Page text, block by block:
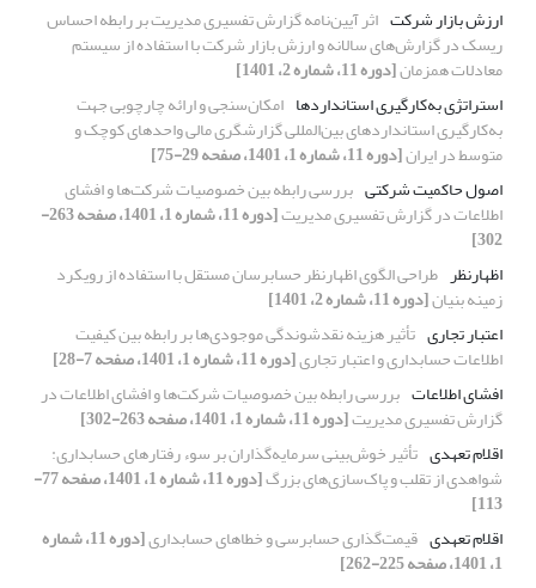
ارزش بازار شرکت اثر آیین‌نامه گزارش تفسیری مدیریت بر رابطه احساس
ریسک در گزارش‌های سالانه و ارزش بازار شرکت با استفاده از سیستم
معادلات همزمان[دوره 11، شماره 2، 1401]
استراتژی‌‌ به‌کارگیری استانداردها امکان‌‌سنجی و ارائه‌‌ چارچوبی جهت
به‌کارگیری استانداردهای بین‌‌المللی گزارشگری مالی واحدهای کوچک و
متوسط در ایران[دوره 11، شماره 1، 1401، صفحه 29-75]
اصول حاکمیت شرکتی بررسی رابطه بین خصوصیات شرکت‌ها و افشای
اطلاعات در گزارش تفسیری مدیریت [دوره 11، شماره 1، 1401، صفحه 263-
302]
اظهارنظر طراحی الگوی اظهارنظر حسابرسان مستقل با استفاده از رویکرد
زمینه بنیان[دوره 11، شماره 2، 1401]
اعتبار تجاری تأثیر هزینه نقدشوندگی موجودی‌ها بر رابطه بین کیفیت
اطلاعات حسابداری و اعتبار تجاری[دوره 11، شماره 1، 1401، صفحه 7-28]
افشای اطلاعات بررسی رابطه بین خصوصیات شرکت‌ها و افشای اطلاعات در
گزارش تفسیری مدیریت[دوره 11، شماره 1، 1401، صفحه 263-302]
اقلام تعهدی تأثیر خوش‌بینی سرمایه‌گذاران بر سوء رفتارهای حسابداری:
شواهدی از تقلب و پاک‌سازی‌های بزرگ [دوره 11، شماره 1، 1401، صفحه 77-
113]
اقلام تعهدی قیمت‌گذاری حسابرسی و خطاهای حسابداری [دوره 11، شماره
1، 1401، صفحه 225-262]